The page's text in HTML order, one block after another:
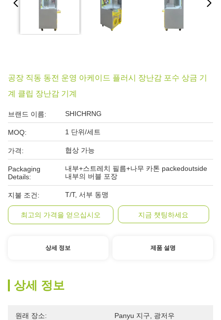
공장 직동 동전 운영 아케이드 플러시 장난감 포수 상금 기
계 클립 장난감 기계
브랜드 이름: SHICHRNG
MOQ: 1 단위/세트
가격: 협상 가능
Packaging
Details:
내부+스트레치 필름+나무 카톤 packedoutside
내부의 버블 포장
지불 조건: T/T, 서부 동맹
최고의 가격을 얻으십시오 지금 챗팅하세요
상세 정보 제품 설명
상세 정보
원래 장소: Panyu 지구, 광저우